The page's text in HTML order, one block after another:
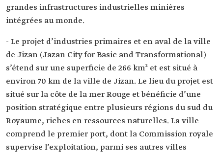
grandes infrastructures industrielles minières
intégrées au monde.
- Le projet d’industries primaires et en aval de la ville
de Jizan (Jazan City for Basic and Transformational)
s’étend sur une superficie de 266 km² et est situé à
environ 70 km de la ville de Jizan. Le lieu du projet est
situé sur la côte de la mer Rouge et bénéficie d’une
position stratégique entre plusieurs régions du sud du
Royaume, riches en ressources naturelles. La ville
comprend le premier port, dont la Commission royale
supervise l’exploitation, parmi ses autres villes